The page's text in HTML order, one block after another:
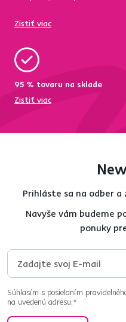
Zistiť viac
95 % tovaru na sklade
Zistiť viac
Prihláste sa na odber
Navyše vám budeme
ponuky
Súhlasím s posielaním
na uvedenú adresu.*